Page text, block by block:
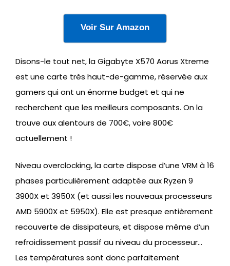
Voir Sur Amazon
Disons-le tout net, la Gigabyte X570 Aorus Xtreme
est une carte très haut-de-gamme, réservée aux
gamers qui ont un énorme budget et qui ne
recherchent que les meilleurs composants. On la
trouve aux alentours de 700€, voire 800€
actuellement !
Niveau overclocking, la carte dispose d’une VRM à 16
phases particulièrement adaptée aux Ryzen 9
3900X et 3950X (et aussi les nouveaux processeurs
AMD 5900X et 5950X). Elle est presque entièrement
recouverte de dissipateurs, et dispose même d’un
refroidissement passif au niveau du processeur…
Les températures sont donc parfaitement